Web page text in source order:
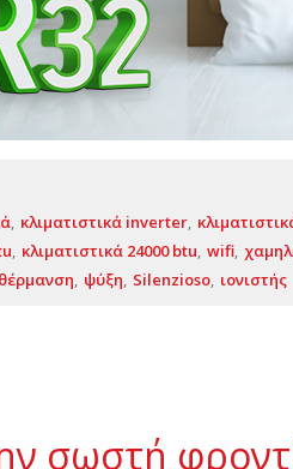
κλιματιστικά inverter
κλιματιστικά 24000 btu wifi
θέρμανση ψύξη Silenzioso ιονιστής
σωστή